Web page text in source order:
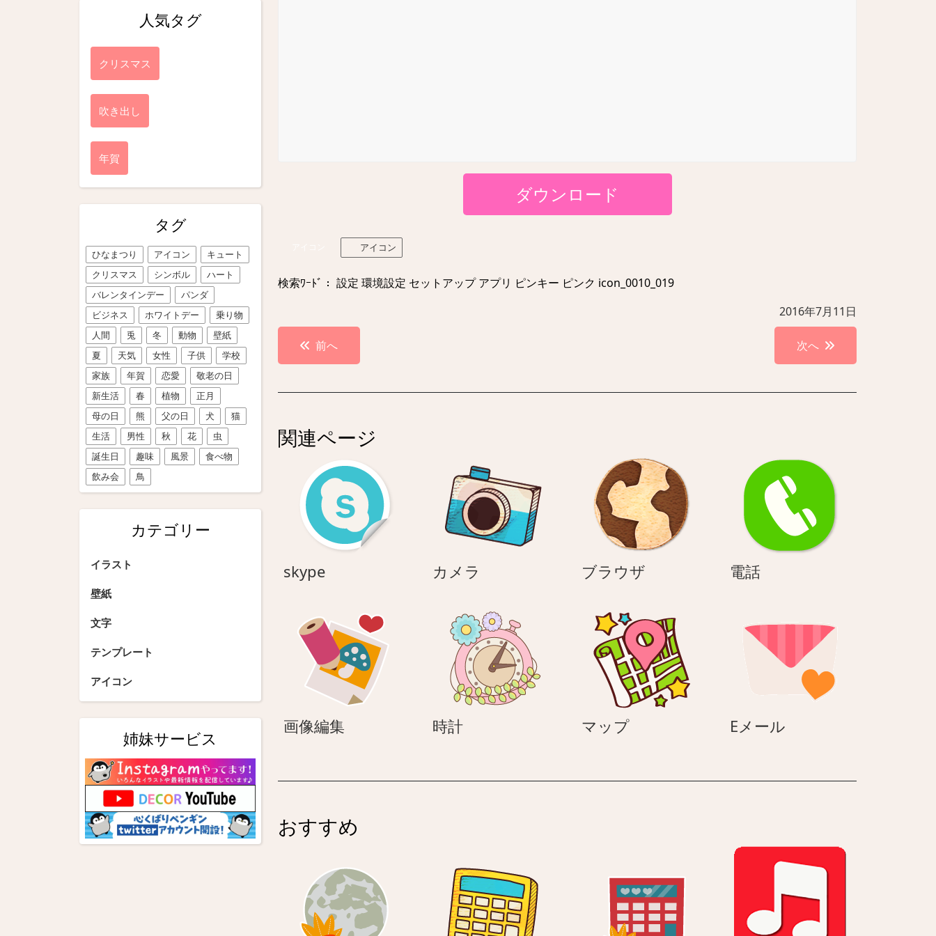
人気タグ
クリスマス
吹き出し
年賀
タグ
ひなまつり アイコン
キュート
クリスマス
シンボル
ハート
バレンタインデー
パンダ
ビジネス
ホワイトデー
乗り物
人間
兎 冬 動物
壁紙
夏
天気 女性 子供
学校
家族
年賀 恋愛
敬老の日
新生活
春 植物
正月
母の日
熊 父の日 犬
猫
生活
男性 秋 花
虫
誕生日
趣味 風景
食べ物
飲み会
鳥
カテゴリー
イラスト
壁紙
文字
テンプレート
アイコン
姉妹サービス
ダウンロード
アイコン
検索ﾜｰﾄﾞ： 設定 環境設定 セットアップ アプリ ピンキー ピンク icon_0010_019
2016年7月11日
投
稿
ナ
ゲ
前へ 次へ
関連ページ
skypeskype カメラ
ラ
ブラウザブ
ザ
電話電
画像編集
集
時計時
マップマ
Eメール
ル
おすすめ